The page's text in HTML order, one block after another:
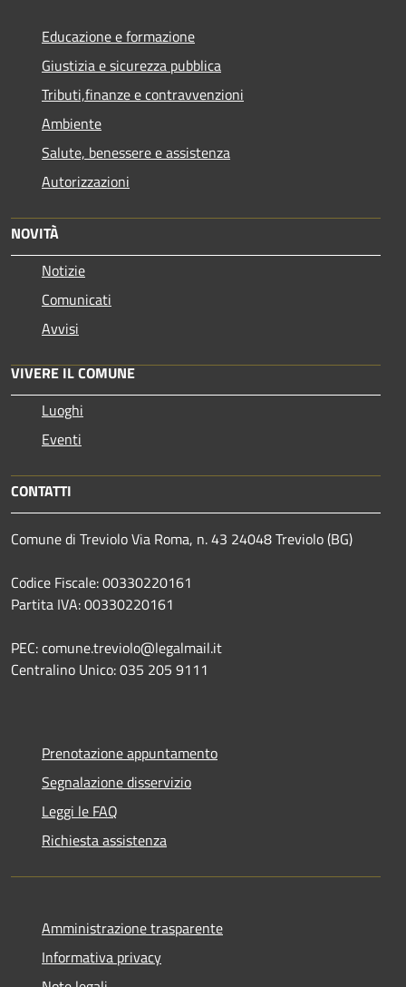
Educazione e formazione
Giustizia e sicurezza pubblica
Tributi,finanze e contravvenzioni
Ambiente
Salute, benessere e assistenza
Autorizzazioni
NOVITÀ
Notizie
Comunicati
Avvisi
VIVERE IL COMUNE
Luoghi
Eventi
CONTATTI
Comune di Treviolo Via Roma, n. 43 24048 Treviolo (BG)
Codice Fiscale: 00330220161
Partita IVA: 00330220161
PEC: comune.treviolo@legalmail.it
Centralino Unico:035 205 9111
Prenotazione appuntamento
Segnalazione disservizio
Leggi le FAQ
Richiesta assistenza
Amministrazione trasparente
Informativa privacy